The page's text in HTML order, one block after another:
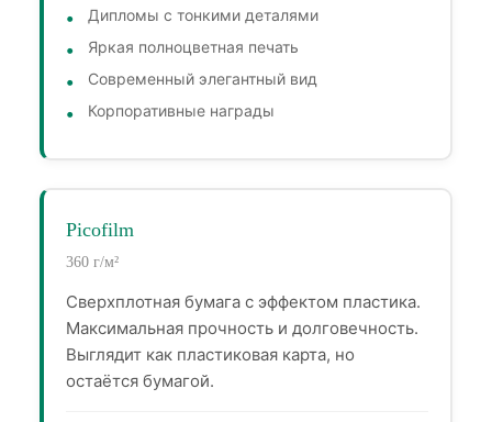
Дипломы с тонкими деталями
Яркая полноцветная печать
Современный элегантный вид
Корпоративные награды
Picofilm
360 г/м²
Сверхплотная бумага с эффектом пластика.
Максимальная прочность и долговечность.
Выглядит как пластиковая карта, но
остаётся бумагой.